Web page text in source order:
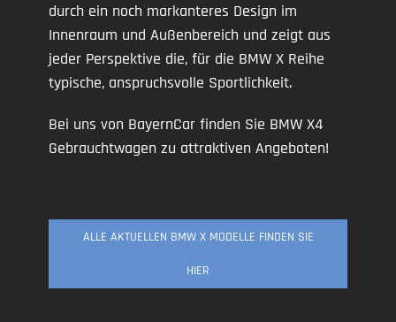
durch ein noch markanteres Design im
Innenraum und Außenbereich und zeigt aus
jeder Perspektive die, für die BMW X Reihe
typische, anspruchsvolle Sportlichkeit.
Bei uns von BayernCar finden Sie BMW X4
Gebrauchtwagen zu attraktiven Angeboten!
ALLE AKTUELLEN BMW X MODELLE FINDEN SIE
HIER